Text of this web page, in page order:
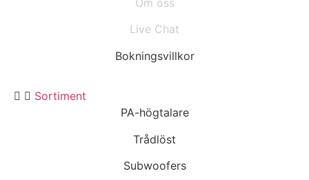
Live Chat
Bokningsvillkor
Sortiment
PA-högtalare
Trådlöst
Subwoofers